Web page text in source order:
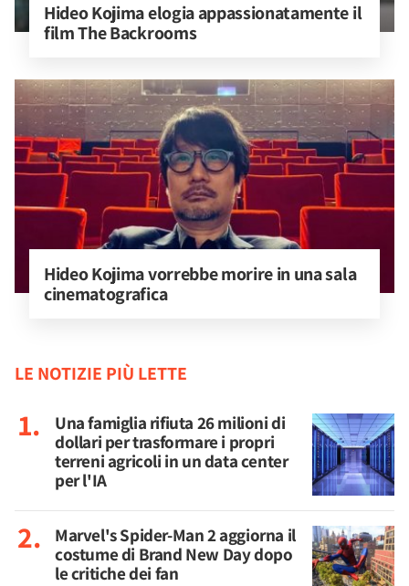
Hideo Kojima elogia appassionatamente il
film The Backrooms
Hideo Kojima vorrebbe morire in una sala
cinematografica
LE NOTIZIE PIÙ LETTE
Una famiglia rifiuta 26 milioni di
dollari per trasformare i propri
terreni agricoli in un data center
per l'IA
Marvel's Spider-Man 2 aggiorna il
costume di Brand New Day dopo
le critiche dei fan